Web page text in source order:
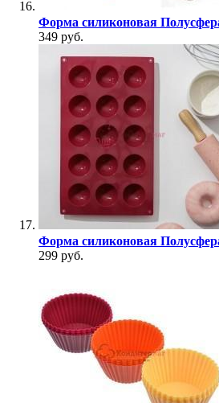
Форма силиконовая
349 руб.
Форма силиконовая
299 руб.